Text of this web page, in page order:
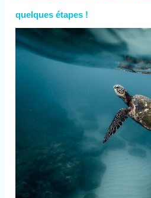
quelques étapes !